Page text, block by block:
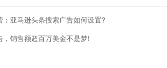
：亚马逊头条搜索广告如何设置?
，销售额超百万美金不是梦!